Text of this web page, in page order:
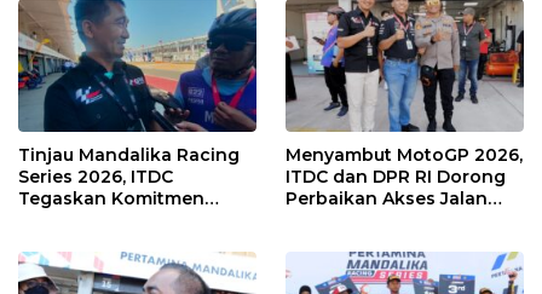
Tinjau Mandalika Racing
Series 2026, ITDC
Tegaskan Komitmen
Kawasan
Menyambut MotoGP 2026,
ITDC dan DPR RI Dorong
Perbaikan Akses Jalan